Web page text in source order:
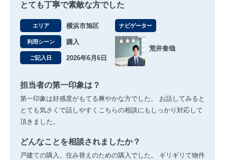
とても丁寧で素敵な方でした
エリア 横浜市旭区
利用シーン 購入
ご記入日 2026年6月6日
ナビゲーター
荒井奎哉
担当者の第一印象は？
第一印象は好感度がもてる爽やかな方でした。 お話してみると
とても気さくで話しやすくこちらの相談にもしっかり対応して
頂きました。
どんなことを相談されましたか？
戸建ての購入。住み替えのための購入でした。 ギリギリて物件